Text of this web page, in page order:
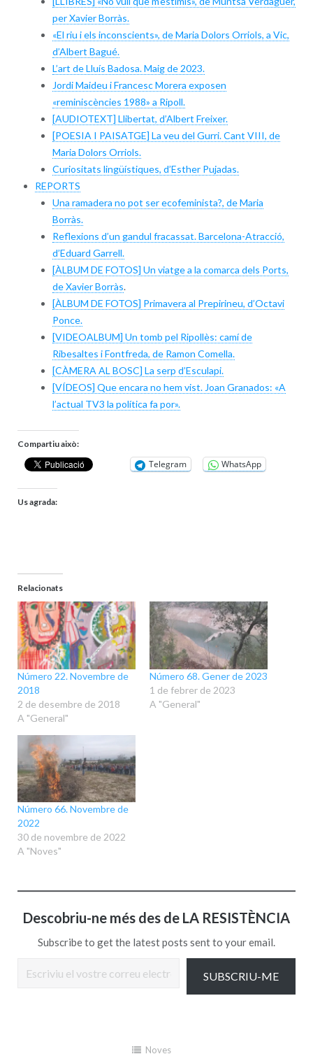
per Xavier Borràs.
«El riu i els inconscients», de Maria Dolors Orriols, a Vic,
d’Albert Bagué.
L’art de Lluís Badosa. Maig de 2023.
Jordi Maideu i Francesc Morera exposen
«reminiscències 1988» a Ripoll.
[AUDIOTEXT] Llibertat, d’Albert Freixer.
[POESIA I PAISATGE] La veu del Gurri. Cant VIII, de
Maria Dolors Orriols.
Curiositats lingüístiques, d’Esther Pujadas.
REPORTS
Una ramadera no pot ser ecofeminista?, de Maria
Borràs.
Reflexions d’un gandul fracassat. Barcelona-Atracció,
d’Eduard Garrell.
[ÀLBUM DE FOTOS] Un viatge a la comarca dels Ports,
de Xavier Borràs.
[ÀLBUM DE FOTOS] Primavera al Prepirineu, d’Octavi
Ponce.
[VIDEOALBUM] Un tomb pel Ripollès: camí de
Ribesaltes i Fontfreda, de Ramon Comella.
[CÀMERA AL BOSC] La serp d’Esculapi.
[VÍDEOS] Que encara no hem vist. Joan Granados: «A
l’actual TV3 la política fa por».
Compartiu això:
Telegram WhatsApp
Us agrada:
Relacionats
Número 22. Novembre de
2018
2 de desembre de 2018
A "General"
Número 68. Gener de 2023
1 de febrer de 2023
A "General"
Número 66. Novembre de
2022
30 de novembre de 2022
A "Noves"
Descobriu-ne més des de LA RESISTÈNCIA
Subscribe to get the latest posts sent to your email.
SUBSCRIU-ME
Noves